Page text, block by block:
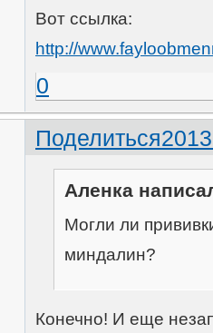
Вот ссылка:
http://
0
Поделиться
Аленка
Могли ли
миндалин?
Конечно! И еще